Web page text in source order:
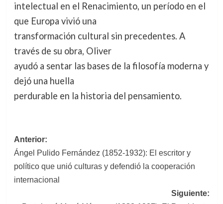
intelectual en el Renacimiento, un período en el
que Europa vivió una
transformación cultural sin precedentes. A
través de su obra, Oliver
ayudó a sentar las bases de la filosofía moderna y
dejó una huella
perdurable en la historia del pensamiento.
Navegación
de
entradas
Anterior:
Ángel Pulido Fernández (1852-1932): El escritor y
político que unió culturas y defendió la cooperación
internacional
Siguiente: